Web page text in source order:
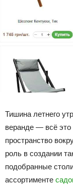
Тишина летнего
веранде — всё это
пространство
роль в создании
подобранные
ассортименте